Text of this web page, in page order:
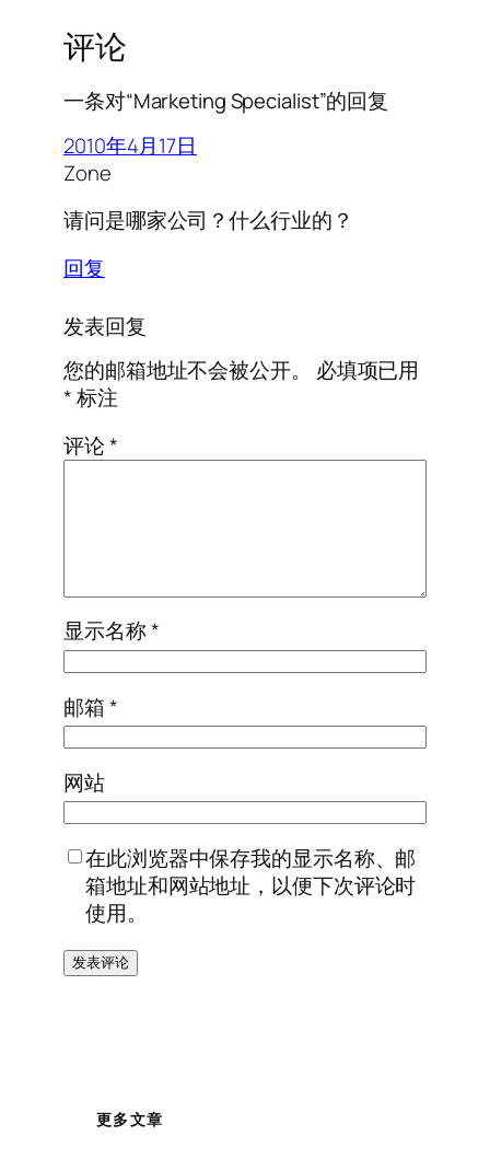
评论
一条对“Marketing Specialist”的回复
2010年4月17日
Zone
请问是哪家公司？什么行业的？
回复
发表回复
您的邮箱地址不会被公开。
必填项已用
*标注
评论*
显示名称*
邮箱*
网站
在此浏览器中保存我的显示名称、邮
箱地址和网站地址，以便下次评论时
使用。
更多文章